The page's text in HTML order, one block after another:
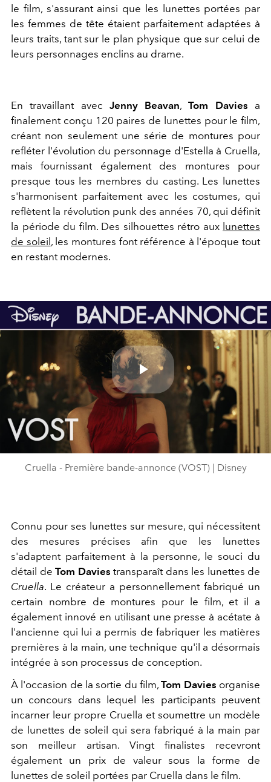
le film, s'assurant ainsi que les lunettes portées par
les femmes de tête étaient parfaitement adaptées à
leurs traits, tant sur le plan physique que sur celui de
leurs personnages enclins au drame.
En travaillant avec Jenny Beavan,Tom Davies a
finalement conçu 120 paires de lunettes pour le film,
créant non seulement une série de montures pour
refléter l'évolution du personnage d'Estella à Cruella,
mais fournissant également des montures pour
presque tous les membres du casting. Les lunettes
s'harmonisent parfaitement avec les costumes, qui
reflètent la révolution punk des années 70, qui définit
la période du film. Des silhouettes rétro aux lunettes
de soleil, les montures font référence à l'époque tout
en restant modernes.
Play
Video
Cruella - Première bande-annonce (VOST) | Disney
Connu pour ses lunettes sur mesure, qui nécessitent
des mesures précises afin que les lunettes
s'adaptent parfaitement à la personne, le souci du
détail de Tom Davies transparaît dans les lunettes de
Cruella. Le créateur a personnellement fabriqué un
certain nombre de montures pour le film, et il a
également innové en utilisant une presse à acétate à
l'ancienne qui lui a permis de fabriquer les matières
premières à la main, une technique qu'il a désormais
intégrée à son processus de conception.
À l'occasion de la sortie du film,Tom Davies organise
un concours dans lequel les participants peuvent
incarner leur propre Cruella et soumettre un modèle
de lunettes de soleil qui sera fabriqué à la main par
son meilleur artisan. Vingt finalistes recevront
également un prix de valeur sous la forme de
lunettes de soleil portées par Cruella dans le film.